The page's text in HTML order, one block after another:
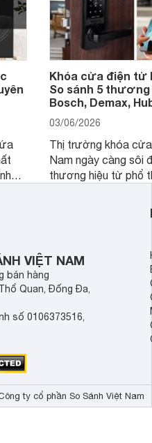
Khóa cửa điện tử
So sánh 5 thương
Bosch, Demax,
03/06/2026
Thị trường khóa
Nam ngày càng sôi
thương hiệu từ phổ
cửa điện tử hãng
sẽ so sánh 5
Demax, Hubert và
VIỆT NAM
bán hàng
Quan, Đống Đa,
số 0106373516,
ty cổ phần So Sánh Việt Nam